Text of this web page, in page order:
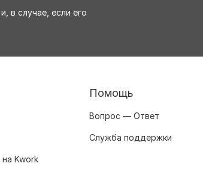
в случае, если его
Kwork
Помощь
Вопрос — Ответ
Служба поддержки